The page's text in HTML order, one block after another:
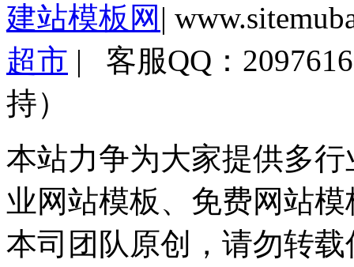
建站模板网 |
超市 | 客服QQ：
持）
本站力争为大家提供多
业网站模板、免费网站
本司团队原创，请勿转